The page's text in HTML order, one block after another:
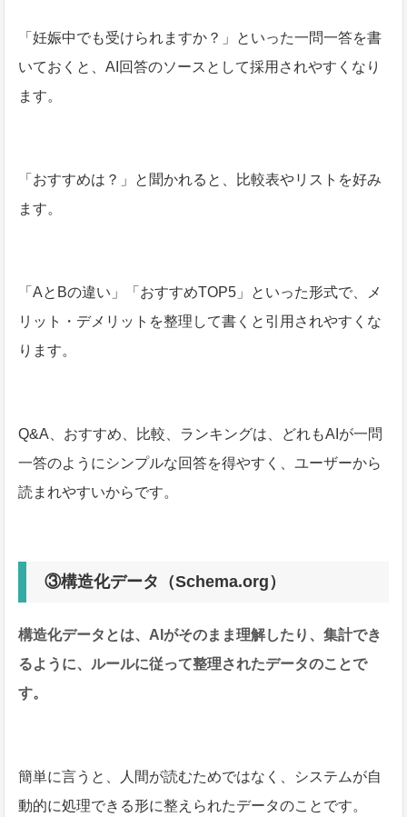
「妊娠中でも受けられますか？」といった一問一答を書
いておくと、AI回答のソースとして採用されやすくなり
ます。
「おすすめは？」と聞かれると、比較表やリストを好み
ます。
「AとBの違い」「おすすめTOP5」といった形式で、メ
リット・デメリットを整理して書くと引用されやすくな
ります。
Q&A、おすすめ、比較、ランキングは、どれもAIが一問
一答のようにシンプルな回答を得やすく、ユーザーから
読まれやすいからです。
③構造化データ（Schema.org）
構造化データとは、AIがそのまま理解したり、集計でき
るように、ルールに従って整理されたデータのことで
す。
簡単に言うと、人間が読むためではなく、システムが自
動的に処理できる形に整えられたデータのことです。